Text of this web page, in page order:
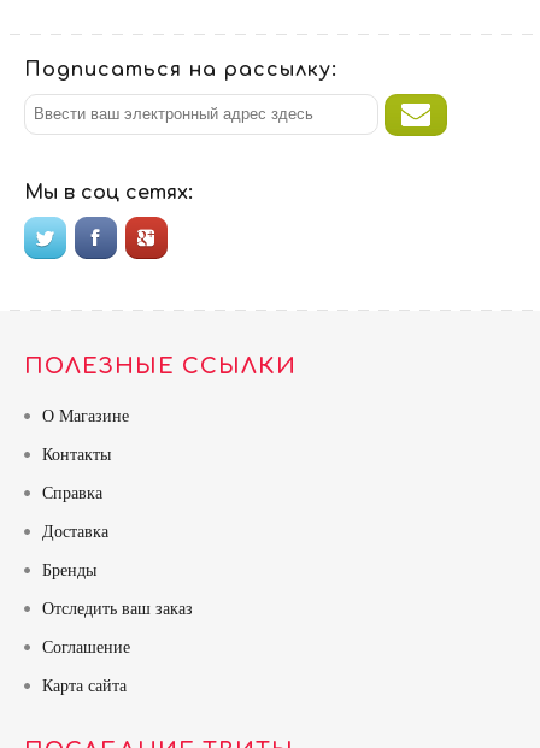
Подписаться на рассылку:
Мы в соц сетях:
ПОЛЕЗНЫЕ ССЫЛКИ
О Магазине
Контакты
Справка
Доставка
Бренды
Отследить ваш заказ
Соглашение
Карта сайта